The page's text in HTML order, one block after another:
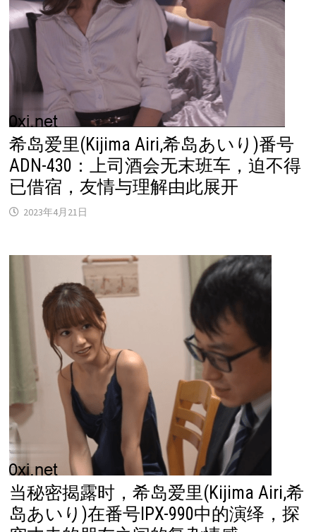
希岛爱里(Kijima Airi,希岛あいり)番号
ADN-430：上司酒会无末班车，迫不得
已借宿，友情与理解由此展开
2023年4月21日
当秘密揭露时，希岛爱里(Kijima Airi,希
岛あいり)在番号IPX-990中的演绎，探